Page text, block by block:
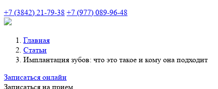
+7 (3842) 21-79-38 +7 (977) 089-96-48
Главная
Статьи
Имплантация зубов: что это такое и кому она подходит
Записаться онлайн
Записаться на прием